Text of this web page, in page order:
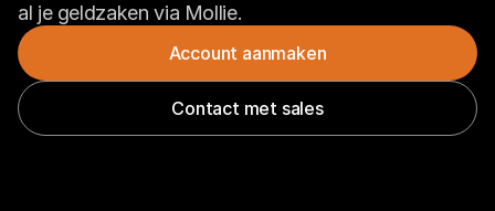
al je geldzaken via Mollie.
Account aanmaken
Contact met sales